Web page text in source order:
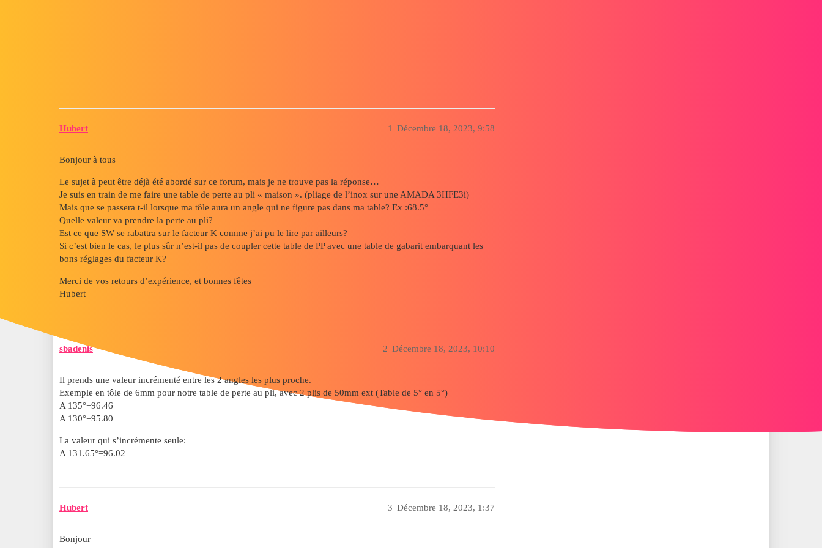
Hubert Décembre 18, 2023, 9:58
1
Bonjour à tous
Le sujet à peut être déjà été abordé sur ce forum, mais je ne trouve pas la réponse…
Je suis en train de me faire une table de perte au pli « maison ». (pliage de l’inox sur une AMADA 3HFE3i)
Mais que se passera t-il lorsque ma tôle aura un angle qui ne figure pas dans ma table? Ex :68.5°
Quelle valeur va prendre la perte au pli?
Est ce que SW se rabattra sur le facteur K comme j’ai pu le lire par ailleurs?
Si c’est bien le cas, le plus sûr n’est-il pas de coupler cette table de PP avec une table de gabarit embarquant les
bons réglages du facteur K?
Merci de vos retours d’expérience, et bonnes fêtes
Hubert
sbadenis Décembre 18, 2023, 10:10
2
Il prends une valeur incrémenté entre les 2 angles les plus proche.
Exemple en tôle de 6mm pour notre table de perte au pli, avec 2 plis de 50mm ext (Table de 5° en 5°)
A 135°=96.46
A 130°=95.80
La valeur qui s’incrémente seule:
A 131.65°=96.02
Hubert Décembre 18, 2023, 1:37
3
Bonjour